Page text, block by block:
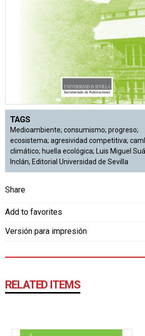
TAGS
Medioambiente; consumismo; progreso;
ecosistema; agresividad competitiva;
climático; huella ecológica; Luis Miguel
Inclán; Editorial Universidad de Sevilla
Share
Add to favorites
Versión para impresión
RELATED ITEMS